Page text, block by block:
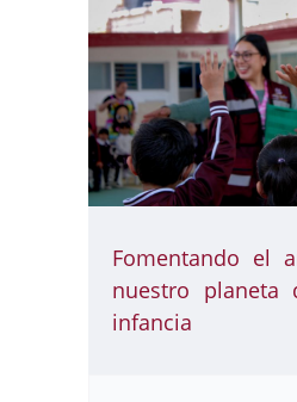
Fomentando el
nuestro planeta
infancia